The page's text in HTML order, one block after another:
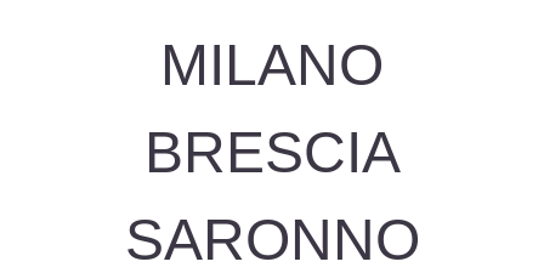
MILANO
BRESCIA
SARONNO